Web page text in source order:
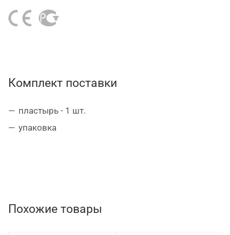
Комплект поставки
пластырь - 1 шт.
упаковка
Похожие товары